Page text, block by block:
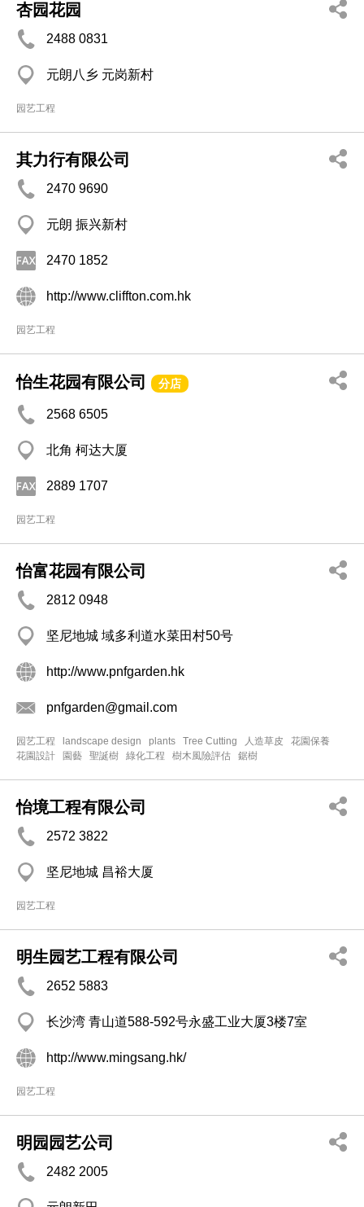
杏园花园
2488 0831
元朗八乡 元岗新村
园艺工程
其力行有限公司
2470 9690
元朗 振兴新村
2470 1852
http://www.cliffton.com.hk
园艺工程
怡生花园有限公司 分店
2568 6505
北角 柯达大厦
2889 1707
园艺工程
怡富花园有限公司
2812 0948
坚尼地城 域多利道水菜田村50号
http://www.pnfgarden.hk
pnfgarden@gmail.com
园艺工程 landscape design plants Tree Cutting 人造草皮
花園保養
花園設計
園藝 聖誕樹 綠化工程 樹木風險評估 鋸樹
怡境工程有限公司
2572 3822
坚尼地城 昌裕大厦
园艺工程
明生园艺工程有限公司
2652 5883
长沙湾 青山道588-592号永盛工业大厦3楼7室
http://www.mingsang.hk/
园艺工程
明园园艺公司
2482 2005